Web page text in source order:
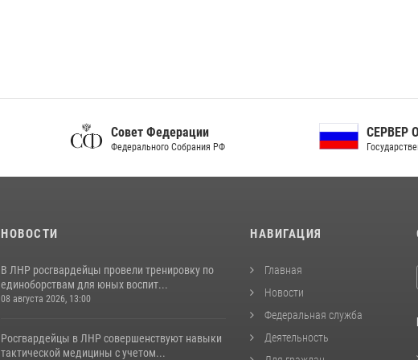
Совет Федерации
Федерального Собрания РФ
СЕРВЕР ОРГАНОВ
Государственной власти РФ
НОВОСТИ
В ЛНР росгвардейцы провели тренировку по
единоборствам для юных воспит...
08 августа 2026, 13:00
Росгвардейцы в ЛНР совершенствуют навыки
тактической медицины с учетом...
НАВИГАЦИЯ
Главная
Новости
Федеральная служба
Деятельность